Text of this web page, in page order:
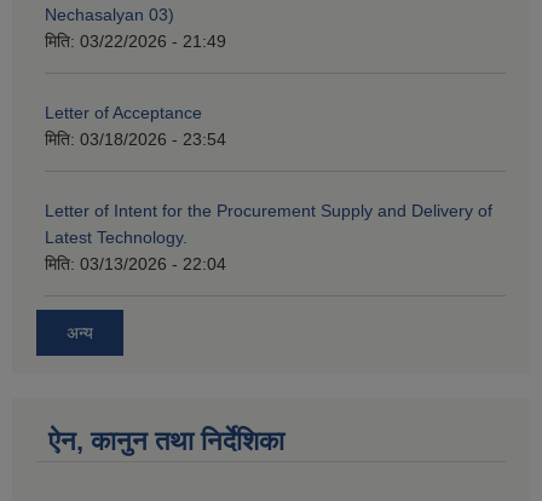
Nechasalyan 03)
मिति: 03/22/2026 - 21:49
Letter of Acceptance
मिति: 03/18/2026 - 23:54
Letter of Intent for the Procurement Supply and Delivery of
Latest Technology.
मिति: 03/13/2026 - 22:04
अन्य
ऐन, कानुन तथा निर्देशिका